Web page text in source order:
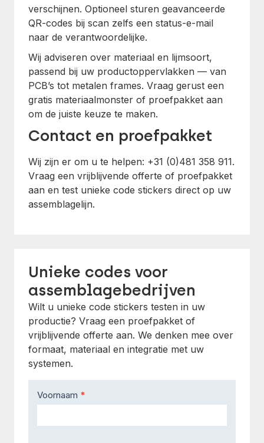
verschijnen. Optioneel sturen geavanceerde
QR-codes bij scan zelfs een status-e-mail
naar de verantwoordelijke.
Wij adviseren over materiaal en lijmsoort,
passend bij uw productoppervlakken — van
PCB’s tot metalen frames. Vraag gerust een
gratis materiaalmonster of proefpakket aan
om de juiste keuze te maken.
Contact en proefpakket
Wij zijn er om u te helpen: +31 (0)481 358 911.
Vraag een vrijblijvende offerte of proefpakket
aan en test unieke code stickers direct op uw
assemblagelijn.
Unieke codes voor
assemblagebedrijven
Wilt u unieke code stickers testen in uw
productie? Vraag een proefpakket of
vrijblijvende offerte aan. We denken mee over
formaat, materiaal en integratie met uw
systemen.
Contact
Us
Voornaam *